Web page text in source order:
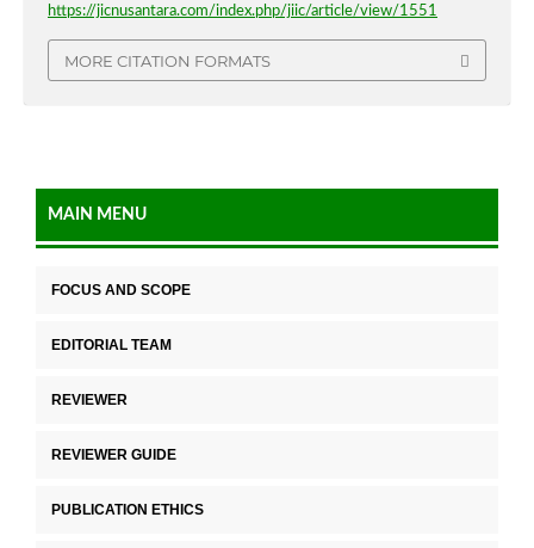
https://jicnusantara.com/index.php/jiic/article/view/1551
MORE CITATION FORMATS
MAIN MENU
FOCUS AND SCOPE
EDITORIAL TEAM
REVIEWER
REVIEWER GUIDE
PUBLICATION ETHICS